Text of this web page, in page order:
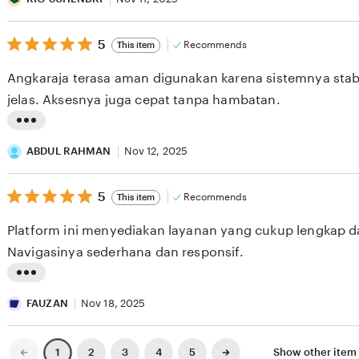
v
i
w
b
F
I
K
I
Y
N
S
s
t
n
g
e
v
i
w
b
R
I
5
out
5
stars
5 This item Recommends
i
s
t
n
g
e
v
Angkaraja terasa aman digunakan karena sistemnya
jelas. Aksesnya juga cepat tanpa hambatan.
ABDUL RAHMAN Nov 12, 2025
5
out
5
stars
5 This item Recommends
i
s
Platform ini menyediakan layanan yang cukup lengkap
Navigasinya sederhana dan responsif.
FAUZAN Nov 18, 2025
Previous
1 2 3 4 5
Next
Show other item